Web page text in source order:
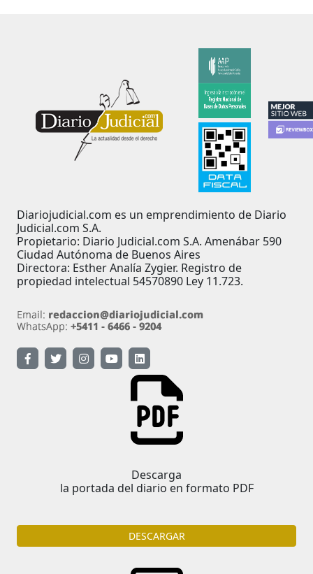
Diariojudicial.com es un emprendimiento de Diario
Judicial.com S.A.
Propietario: Diario Judicial.com S.A. Amenábar 590
Ciudad Autónoma de Buenos Aires
Directora: Esther Analía Zygier. Registro de
propiedad intelectual 54570890 Ley 11.723.
Descarga
la portada del diario en formato PDF
DESCARGAR